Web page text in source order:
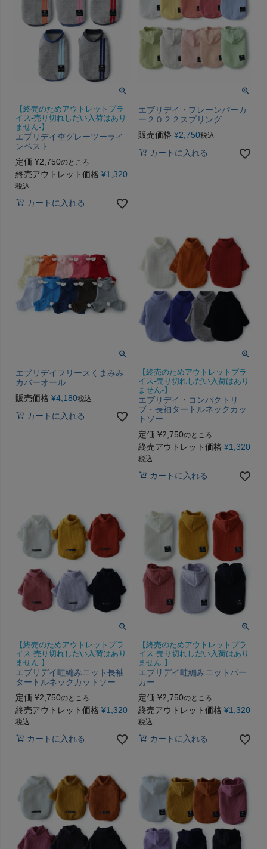
【終売のためアウトレットプラ
イス-売り切れしだい入荷はあり
ません-】
エブリデイ杢グレーツーライ
ンベスト
定価 ¥2,750のところ
終売アウトレット価格 ¥1,320
税込
カートに入れる
エブリデイ・プレーンパーカ
ー２０２２スプリング
販売価格 ¥2,750税込
カートに入れる
エブリデイフリースくまみみ
カバーオール
販売価格 ¥4,180税込
カートに入れる
【終売のためアウトレットプラ
イス-売り切れしだい入荷はあり
ません-】
エブリデイ・コンパクトリ
ブ・長袖タートルネックカッ
トソー
定価 ¥2,750のところ
終売アウトレット価格 ¥1,320
税込
カートに入れる
【終売のためアウトレットプラ
イス-売り切れしだい入荷はあり
ません-】
エブリデイ畦編みニット長袖
タートルネックカットソー
定価 ¥2,750のところ
終売アウトレット価格 ¥1,320
税込
カートに入れる
【終売のためアウトレットプラ
イス-売り切れしだい入荷はあり
ません-】
エブリデイ畦編みニットパー
カー
定価 ¥2,750のところ
終売アウトレット価格 ¥1,320
税込
カートに入れる